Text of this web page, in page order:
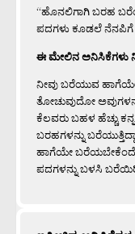
“ಹೊನಲಿಗಾಗಿ ಬರಹ
ಪದಗಳು ಕೂಡಲೆ ನೆನಪಿಗೆ
ಈ ಮೇಲಿನ ಅನಿಸಿಕೆಗಳು
ನೀವು ಬರೆಯುವ
ತೋಚುವುದೋ
ಕೆಲವರು ಬಹಳ ಹೆಚ್ಚು
ಬರಹಗಳನ್ನು
ಹಾಗೆಯೇ
ಪದಗಳನ್ನು ಬಳಸಿ